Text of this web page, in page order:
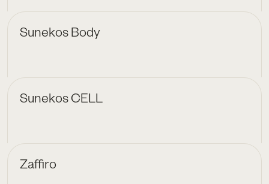
Sunekos Body
Sunekos CELL
Zaffiro